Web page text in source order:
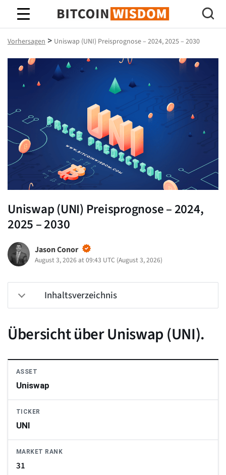
Bitcoin-Weisheit
Vorhersagen > Uniswap (UNI) Preisprognose – 2024, 2025 – 2030
Uniswap (UNI) Preisprognose – 2024,
2025 – 2030
Jason Conor
August 3, 2026 at 09:43 UTC (August 3, 2026)
Inhaltsverzeichnis
Übersicht über Uniswap (UNI).
ASSET
Uniswap
TICKER
UNI
MARKET RANK
31